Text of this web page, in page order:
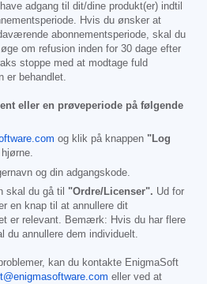
adgang til dit/dine produkt(er) indtil
Hvis du ønsker at
abonnementsperiode, skal du
om refusion inden for 30 dage efter
stoppe med at modtage fuld
er behandlet.
eller en prøveperiode på følgende
og klik på knappen "Log
og din adgangskode.
skal du gå til "Ordre/Licenser". Ud for
en knap til at annullere dit
er relevant. Bemærk: Hvis du har flere
du annullere dem individuelt.
kan du kontakte EnigmaSoft
eller ved at